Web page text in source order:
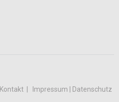
Kontakt Impressum | Datenschutz